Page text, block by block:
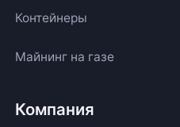
Контейнеры
Майнинг на газе
Компания